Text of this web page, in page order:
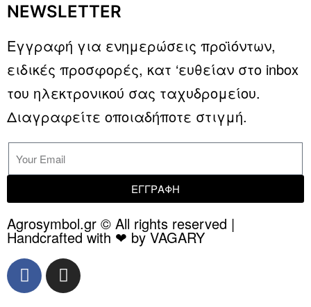
NEWSLETTER
Εγγραφή για ενημερώσεις προϊόντων,
ειδικές προσφορές, κατ ‘ευθείαν στο inbox
του ηλεκτρονικού σας ταχυδρομείου.
Διαγραφείτε οποιαδήποτε στιγμή.
ΕΓΓΡΑΦΗ
Agrosymbol.gr © All rights reserved |
Handcrafted with ❤ by VAGARY